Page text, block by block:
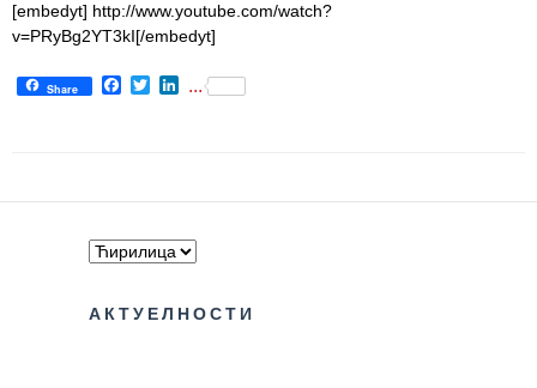
[embedyt] http://www.youtube.com/watch?
v=PRyBg2YT3kI[/embedyt]
Share Facebook
TwitterLinkedIn
...
АКТУЕЛНОСТИ
ПРЕГЛЕДА
РАДА
запослених
корисника